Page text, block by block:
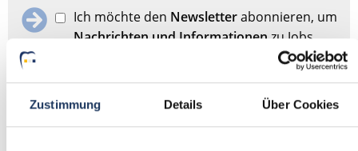
Zustimmung Details Über Cookies
Ich möchte den Newsletterabonnieren, um
Nachrichten und Informationenzu Jobs
und der Karriere in der Zahnarztpraxis zu
Datenschutzerklärung
gelesen und bin mit
ihr einverstanden.